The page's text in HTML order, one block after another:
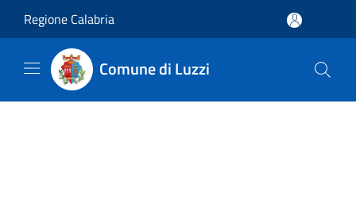
Regione Calabria
Comune di Luzzi